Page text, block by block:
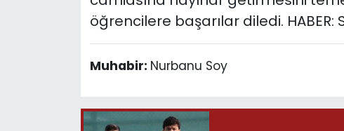
öğrencilere başarılar diledi. HABER:
Muhabir: Nurbanu Soy